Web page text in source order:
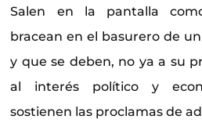
Salen en la pantalla
bracean en el basurero de
y que se deben, no ya a su
al interés político y
sostienen las proclamas de